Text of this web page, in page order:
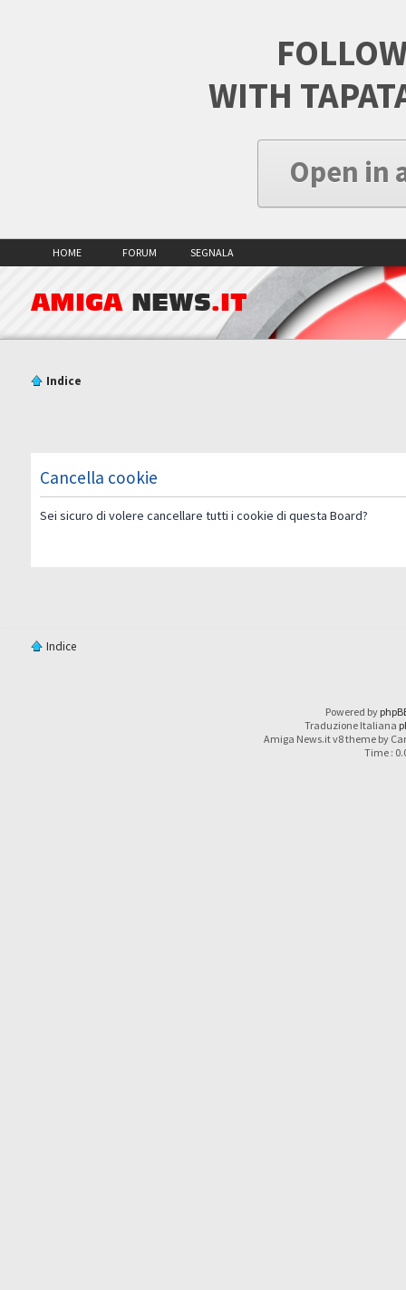
WITH
Open in
HOME FORUM SEGNALA
AMIGA NEWS.IT
Indice
Cancella cookie
Sei sicuro di volere cancellare tutti i cookie di questa Board?
Indice
Powered by
Traduzione Italiana
Amiga News.it v8 theme by
Time :